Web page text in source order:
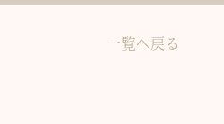
一覧へ戻る